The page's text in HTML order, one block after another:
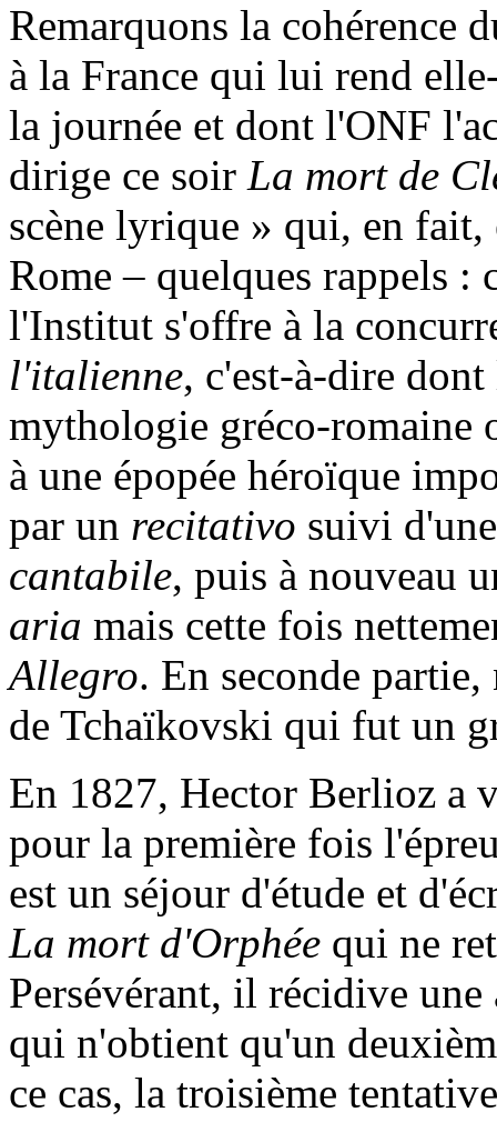
Remarquons la cohérence
à la France qui lui rend
la journée et dont l'ONF
dirige ce soir La mort de
scène lyrique » qui, en
Rome – quelques rappels
l'Institut s'offre à la
l'italienne, c'est-à-dire
mythologie gréco-romaine
à une épopée héroïque
par un recitativo suivi
cantabile, puis à nouveau
aria mais cette fois
Allegro. En seconde
de Tchaïkovski qui fut un
En 1827, Hector Berlioz a
pour la première fois
est un séjour d'étude et
La mort d'Orphée qui ne
Persévérant, il récidive
qui n'obtient qu'un
ce cas, la troisième